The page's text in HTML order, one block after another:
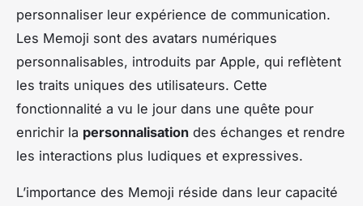
personnaliser leur expérience de communication.
Les Memoji sont des avatars numériques
personnalisables, introduits par Apple, qui reflètent
les traits uniques des utilisateurs. Cette
fonctionnalité a vu le jour dans une quête pour
enrichir la personnalisation des échanges et rendre
les interactions plus ludiques et expressives.
L’importance des Memoji réside dans leur capacité